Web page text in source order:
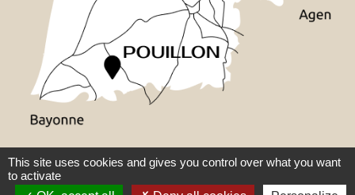
Plan du site|Mentions légales|Accessibilité : partiellement
conforme|Gestion des cookies|Réalisé par WebPublic40
This site uses cookies and gives you control over what you want
to activate